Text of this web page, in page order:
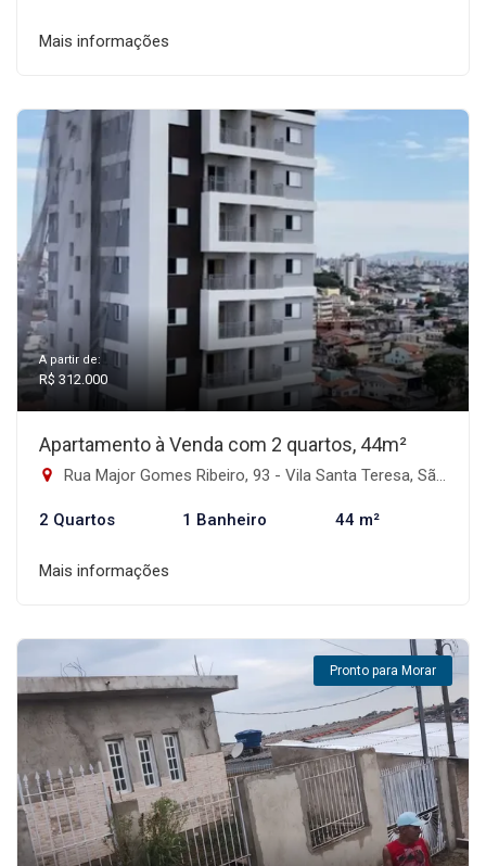
Mais informações
A partir de:
R$ 312.000
Apartamento à Venda com 2 quartos, 44m²
Rua Major Gomes Ribeiro, 93 - Vila Santa Teresa, São Paulo-SP
2 Quartos 1 Banheiro 44 m²
Mais informações
Pronto para Morar